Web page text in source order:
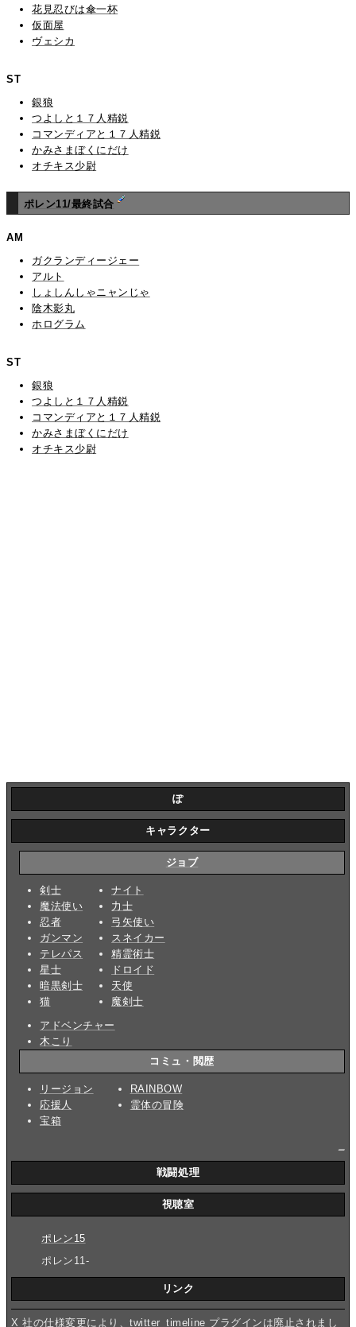
花見忍びは傘一杯
仮面屋
ヴェシカ
ST
銀狼
つよしと１７人精鋭
コマンディアと１７人精鋭
かみさまぼくにだけ
オチキス少尉
ポレン11/最終試合
AM
ガクランディージェー
アルト
しょしんしゃニャンじゃ
陰木影丸
ホログラム
ST
銀狼
つよしと１７人精鋭
コマンディアと１７人精鋭
かみさまぼくにだけ
オチキス少尉
ぽ
キャラクター
ジョブ
剣士
魔法使い
忍者
ガンマン
テレパス
星士
暗黒剣士
猫
ナイト
力士
弓矢使い
スネイカー
精霊術士
ドロイド
天使
魔剣士
アドベンチャー
木こり
コミュ・閲歴
リージョン
応援人
宝箱
RAINBOW
霊体の冒険
戦闘処理
視聴室
ポレン15
ポレン11-
リンク
X 社の仕様変更により、twitter_timeline プラグインは廃止されまし